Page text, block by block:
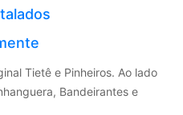
Tietê e Pinheiros. Ao lado
Bandeirantes e